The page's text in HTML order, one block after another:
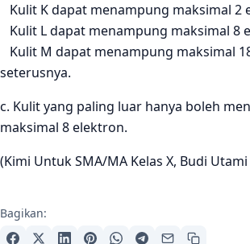
Kulit K dapat menampung maksimal 2
Kulit L dapat menampung maksimal 8
Kulit M dapat menampung maksimal
seterusnya.
c. Kulit yang paling luar hanya boleh
maksimal 8 elektron.
(Kimi Untuk SMA/MA Kelas X, Budi
Bagikan: